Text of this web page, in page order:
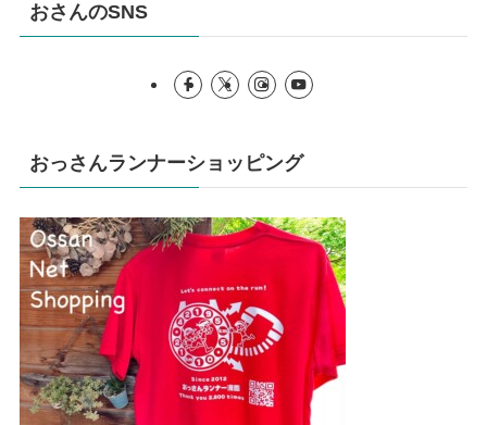
おさんのSNS
おっさんランナーショッピング